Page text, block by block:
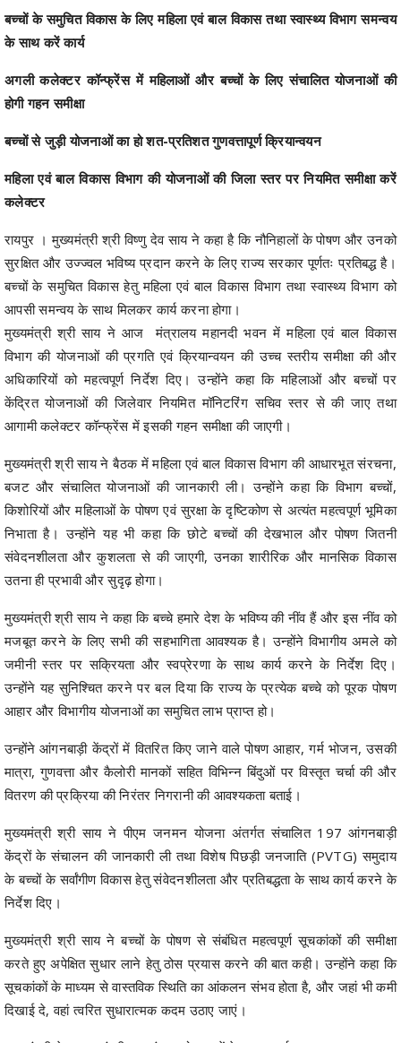
बच्चों के समुचित विकास के लिए महिला एवं बाल विकास तथा स्वास्थ्य विभाग समन्वय
के साथ करें कार्य
अगली कलेक्टर कॉन्फ्रेंस में महिलाओं और बच्चों के लिए संचालित योजनाओं की
होगी गहन समीक्षा
बच्चों से जुड़ी योजनाओं का हो शत-प्रतिशत गुणवत्तापूर्ण क्रियान्वयन
महिला एवं बाल विकास विभाग की योजनाओं की जिला स्तर पर नियमित समीक्षा करें
कलेक्टर
रायपुर । मुख्यमंत्री श्री विष्णु देव साय ने कहा है कि नौनिहालों के पोषण और उनको
सुरक्षित और उज्ज्वल भविष्य प्रदान करने के लिए राज्य सरकार पूर्णतः प्रतिबद्ध है।
बच्चों के समुचित विकास हेतु महिला एवं बाल विकास विभाग तथा स्वास्थ्य विभाग को
आपसी समन्वय के साथ मिलकर कार्य करना होगा।
मुख्यमंत्री श्री साय ने आज मंत्रालय महानदी भवन में महिला एवं बाल विकास
विभाग की योजनाओं की प्रगति एवं क्रियान्वयन की उच्च स्तरीय समीक्षा की और
अधिकारियों को महत्वपूर्ण निर्देश दिए। उन्होंने कहा कि महिलाओं और बच्चों पर
केंद्रित योजनाओं की जिलेवार नियमित मॉनिटरिंग सचिव स्तर से की जाए तथा
आगामी कलेक्टर कॉन्फ्रेंस में इसकी गहन समीक्षा की जाएगी।
मुख्यमंत्री श्री साय ने बैठक में महिला एवं बाल विकास विभाग की आधारभूत संरचना,
बजट और संचालित योजनाओं की जानकारी ली। उन्होंने कहा कि विभाग बच्चों,
किशोरियों और महिलाओं के पोषण एवं सुरक्षा के दृष्टिकोण से अत्यंत महत्वपूर्ण भूमिका
निभाता है। उन्होंने यह भी कहा कि छोटे बच्चों की देखभाल और पोषण जितनी
संवेदनशीलता और कुशलता से की जाएगी, उनका शारीरिक और मानसिक विकास
उतना ही प्रभावी और सुदृढ़ होगा।
मुख्यमंत्री श्री साय ने कहा कि बच्चे हमारे देश के भविष्य की नींव हैं और इस नींव को
मजबूत करने के लिए सभी की सहभागिता आवश्यक है। उन्होंने विभागीय अमले को
जमीनी स्तर पर सक्रियता और स्वप्रेरणा के साथ कार्य करने के निर्देश दिए।
उन्होंने यह सुनिश्चित करने पर बल दिया कि राज्य के प्रत्येक बच्चे को पूरक पोषण
आहार और विभागीय योजनाओं का समुचित लाभ प्राप्त हो।
उन्होंने आंगनबाड़ी केंद्रों में वितरित किए जाने वाले पोषण आहार, गर्म भोजन, उसकी
मात्रा, गुणवत्ता और कैलोरी मानकों सहित विभिन्न बिंदुओं पर विस्तृत चर्चा की और
वितरण की प्रक्रिया की निरंतर निगरानी की आवश्यकता बताई।
मुख्यमंत्री श्री साय ने पीएम जनमन योजना अंतर्गत संचालित 197 आंगनबाड़ी
केंद्रों के संचालन की जानकारी ली तथा विशेष पिछड़ी जनजाति (PVTG) समुदाय
के बच्चों के सर्वांगीण विकास हेतु संवेदनशीलता और प्रतिबद्धता के साथ कार्य करने के
निर्देश दिए।
मुख्यमंत्री श्री साय ने बच्चों के पोषण से संबंधित महत्वपूर्ण सूचकांकों की समीक्षा
करते हुए अपेक्षित सुधार लाने हेतु ठोस प्रयास करने की बात कही। उन्होंने कहा कि
सूचकांकों के माध्यम से वास्तविक स्थिति का आंकलन संभव होता है, और जहां भी कमी
दिखाई दे, वहां त्वरित सुधारात्मक कदम उठाए जाएं।